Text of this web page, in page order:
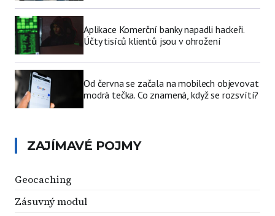
Aplikace Komerční banky napadli hackeři.
Účty tisíců klientů jsou v ohrožení
Od června se začala na mobilech objevovat
modrá tečka. Co znamená, když se rozsvítí?
ZAJÍMAVÉ POJMY
Geocaching
Zásuvný modul